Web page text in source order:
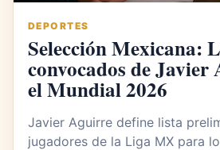
DEPORTES
Selección Mexicana:
convocados de
el Mundial 2026
Javier Aguirre define lista
jugadores de la Liga MX para